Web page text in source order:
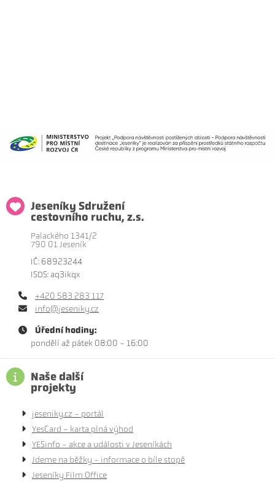
Jeseníky Sdružení
cestovního ruchu, z.s.
Palackého 1341/2
790 01 Jeseník
IČ: 68923244
ISDS: aq3ikqx
+420 583 283 117
info@jeseniky.cz
Úřední hodiny:
pondělí až pátek 08:00 - 16:00
Naše další
projekty
jeseniky.cz - portál
YesCard - karta plná výhod
YESinfo - akce a události v Jeseníkách
Jdeme na běžky - informace o bíle stopě
Jeseníky Film Office